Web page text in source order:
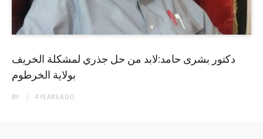
دكتور بشرى حامد:لابد من حل جذري لمشكلة الخريف
بولاية الخرطوم
BY 4 YEARSAGO